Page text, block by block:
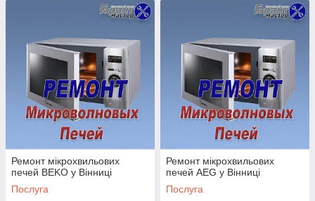
Ремонт мікрохвильових
печей BEKO у Вінниці
Послуга
Ремонт мікрохвильових
печей AEG у Вінниці
Послуга